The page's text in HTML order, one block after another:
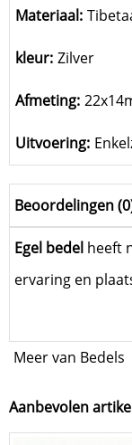
Materiaal:
kleur: Zilver
Afmeting:
Uitvoering:
Beoordelingen (0
Egel bedel heeft
ervaring en
Meer van Bedels
Aanbevolen